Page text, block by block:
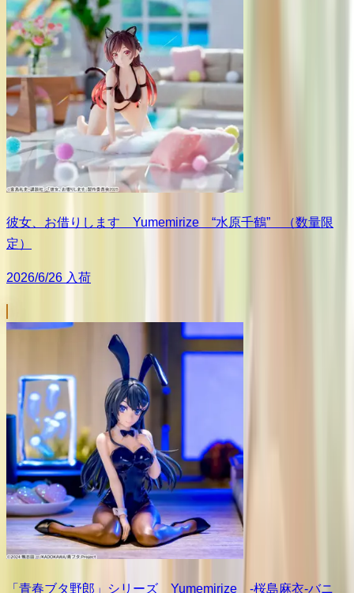
彼女、お借りします Yumemirize “水原千鶴” （数量限
定）
2026/6/26 入荷
「青春ブタ野郎」シリーズ Yumemirize ‐桜島麻衣‐バニ